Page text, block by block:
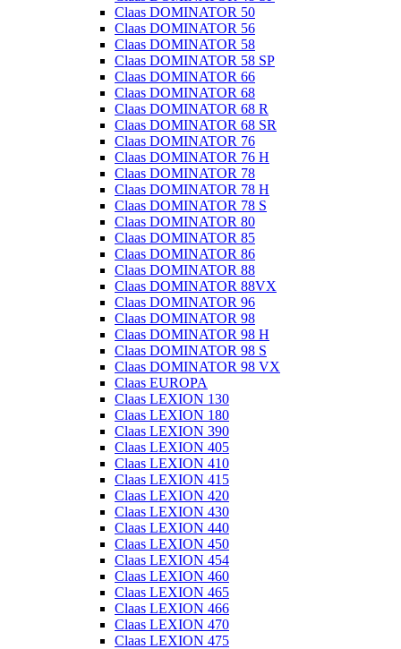
Claas DOMINATOR 50
Claas DOMINATOR 56
Claas DOMINATOR 58
Claas DOMINATOR 58 SP
Claas DOMINATOR 66
Claas DOMINATOR 68
Claas DOMINATOR 68 R
Claas DOMINATOR 68 SR
Claas DOMINATOR 76
Claas DOMINATOR 76 H
Claas DOMINATOR 78
Claas DOMINATOR 78 H
Claas DOMINATOR 78 S
Claas DOMINATOR 80
Claas DOMINATOR 85
Claas DOMINATOR 86
Claas DOMINATOR 88
Claas DOMINATOR 88VX
Claas DOMINATOR 96
Claas DOMINATOR 98
Claas DOMINATOR 98 H
Claas DOMINATOR 98 S
Claas DOMINATOR 98 VX
Claas EUROPA
Claas LEXION 130
Claas LEXION 180
Claas LEXION 390
Claas LEXION 405
Claas LEXION 410
Claas LEXION 415
Claas LEXION 420
Claas LEXION 430
Claas LEXION 440
Claas LEXION 450
Claas LEXION 454
Claas LEXION 460
Claas LEXION 465
Claas LEXION 466
Claas LEXION 470
Claas LEXION 475